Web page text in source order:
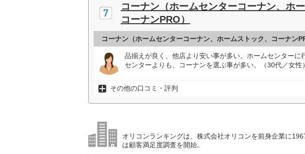
コーナン（ホームセンターコーナン、ホー
コーナンPRO）
コーナン（ホームセンターコーナン、ホームストック、コーナン
品揃えが良く、他店より安い事が多い。ホームセンターに
センターよりも、コーナンを選ぶ事が多い。（30代／女性）
その他の口コミ・評判
オリコンランキングは、株式会社オリコンを前身企業に
は顧客満足度調査を開始。